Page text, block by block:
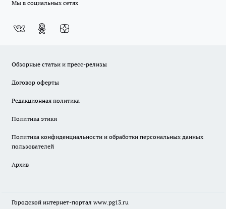
Мы в социальных сетях
Обзорные статьи и пресс-релизы
Договор оферты
Редакционная политика
Политика этики
Политика конфиденциальности и обработки персональных данных
пользователей
Архив
Городской интернет-портал www.pg13.ru